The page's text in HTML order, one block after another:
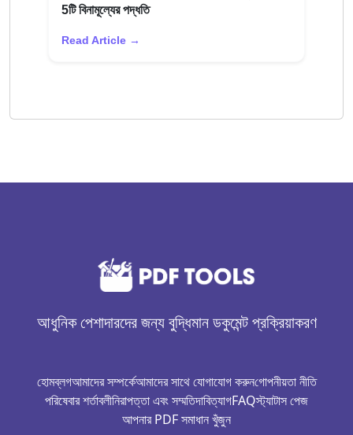
5টি বিনামূল্যের পদ্ধতি
Read Article →
আধুনিক পেশাদারদের জন্য বুদ্ধিমান ডকুমেন্ট প্রক্রিয়াকরণ
হোমব্লগআমাদের সম্পর্কেআমাদের সাথে যোগাযোগ করুনগোপনীয়তা নীতি
পরিষেবার শর্তাবলীনিরাপত্তা এবং সম্মতিদাবিত্যাগFAQস্ট্যাটাস পেজ
আপনার PDF সমাধান খুঁজুন